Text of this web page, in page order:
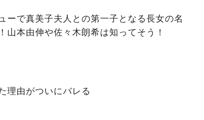
ーで真美子夫人との第一子となる長女の名
山本由伸や佐々木朗希は知ってそう！
理由がついにバレる